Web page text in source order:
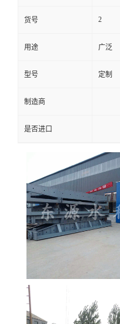
货号 2
用途 广泛
型号 定制
制造商
是否进口